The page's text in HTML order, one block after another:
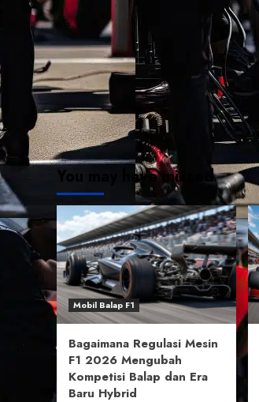
You may have missed
Mobil Balap F1
Bagaimana Regulasi Mesin
F1 2026 Mengubah
Kompetisi Balap dan Era
Baru Hybrid